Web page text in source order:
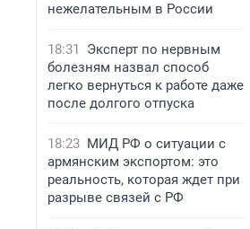
нежелательным в России
18:31
Эксперт по нервным
болезням назвал способ
легко вернуться к работе даже
после долгого отпуска
18:23 МИД РФ о ситуации с
армянским экспортом: это
реальность, которая ждет при
разрыве связей с РФ